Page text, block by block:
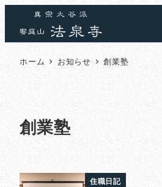
ホーム お知らせ 創業塾
創業塾
住職日記